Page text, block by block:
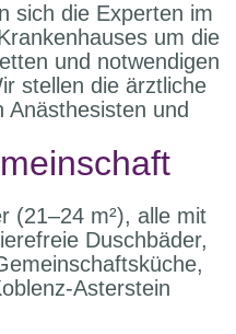
sich die Experten im
um die
und notwendigen
stellen die ärztliche
und
(21–24 m²), alle mit
Duschbäder,
Asterstein